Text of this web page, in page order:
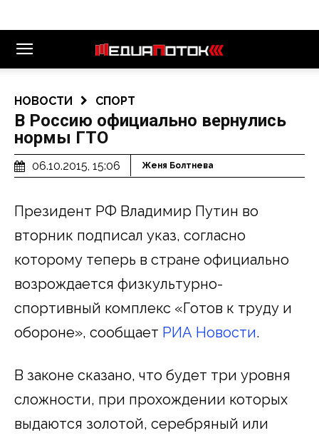
НОВОСТИ СПОРТ
В Россию официально вернулись
нормы ГТО
06.10.2015, 15:06 Женя Болтнева
Президент РФ Владимир Путин во
вторник подписал указ, согласно
которому теперь в стране официально
возрождается физкультурно-
спортивный комплекс «Готов к труду и
обороне», сообщает РИА Новости.
В законе сказано, что будет три уровня
сложности, при прохождении которых
выдаются золотой, серебряный или